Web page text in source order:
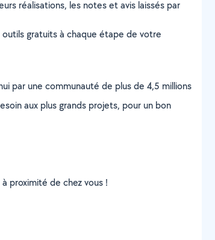
réalisations, les notes et avis laissés par
gratuits à chaque étape de votre
par une communauté de plus de 4,5 millions
aux plus grands projets, pour un bon
proximité de chez vous !